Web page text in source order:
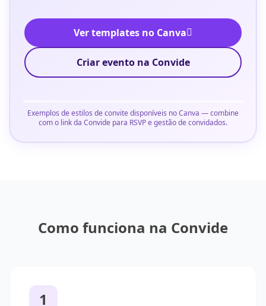
Ver templates no Canva
Criar evento na Convide
Exemplos de estilos de convite disponíveis no Canva — combine
com o link da Convide para RSVP e gestão de convidados.
Como funciona na Convide
1